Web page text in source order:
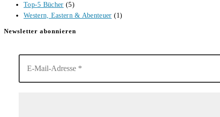
Top-5 Bücher (5)
Western, Eastern & Abenteuer (1)
Newsletter abonnieren